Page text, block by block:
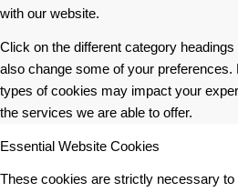
with our website.
Click on the different category
also change some of your
types of cookies may impact your
the services we are able to offer.
Essential Website Cookies
These cookies are strictly necessary